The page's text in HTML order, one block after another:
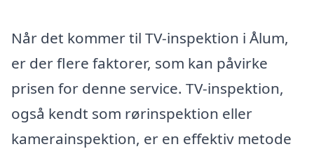
Når det kommer til TV-inspektion i Ålum,
er der flere faktorer, som kan påvirke
prisen for denne service. TV-inspektion,
også kendt som rørinspektion eller
kamerainspektion, er en effektiv metode